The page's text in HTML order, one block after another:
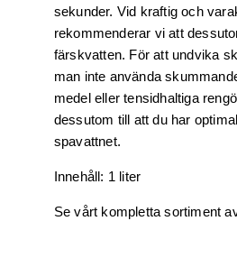
sekunder. Vid kraftig och
rekommenderar vi att
färskvatten. För att undvika
man inte använda
medel eller tensidhaltiga
dessutom till att du har
spavattnet.
Innehåll: 1 liter
Se vårt kompletta sortiment